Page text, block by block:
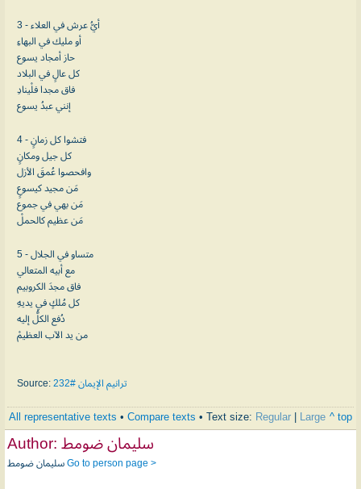
3 - أيُّ عرش في العلاء
أو مليك في البهاءِ
حاز أمجاد يسوع
كل عالٍ في البلاد
فاق مجدا فلْينادِ
إنني عبدُ يسوع
4 - فتشوا كل زمانٍ
كل جيل ومكانٍ
وافحصوا عُمقَ الأزل
مَن مجيد كيسوعٍ
مَن بهي في جموع
مَن عظيم كالحملْ
5 - متساو في الجلال
مع أبيه المتعالي
فاق مجدَ الكروبيم
كل مُلكٍ في يديهِ
دُفع الكلُّ إليه
من يد الآب العظيمْ
Source: ترانيم الإيمان #232
All representative texts • Compare texts • Text size: Regular Large ^ top
Author: سليمان ضومط
Go to person page >